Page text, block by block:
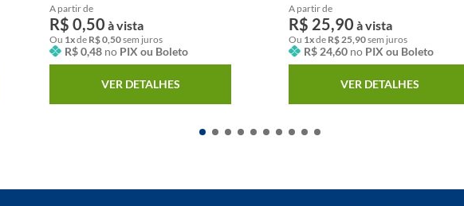
A partir de
R$ 0,50 à vista
Ou 1xde R$0,50sem juros
R$0,48 no PIX ou Boleto
VER DETALHES
A partir de
R$ 25,90 à vista
Ou 1xde R$25,90sem juros
R$ 24,60 no PIX ou Boleto
VER DETALHES